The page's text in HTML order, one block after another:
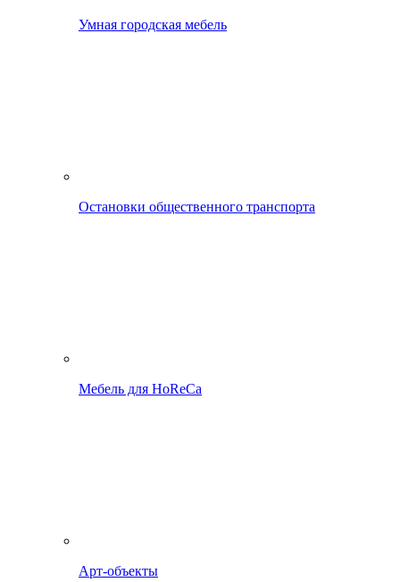
Умная городская мебель
Остановки общественного транспорта
Мебель для HoReCa
Арт-объекты